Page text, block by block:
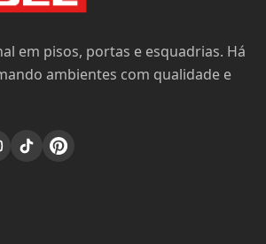
em pisos, portas e esquadrias. Há
ambientes com qualidade e